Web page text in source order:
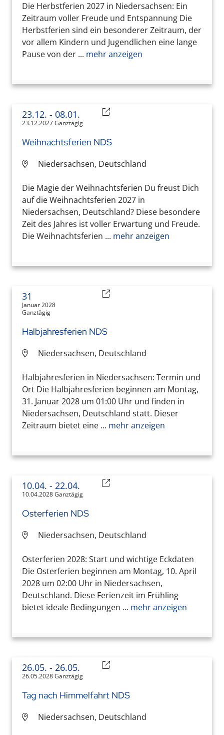
Die Herbstferien 2027 in Niedersachsen: Ein
Zeitraum voller Freude und Entspannung Die
Herbstferien sind ein besonderer Zeitraum, der
vor allem Kindern und Jugendlichen eine lange
Pause von der ... mehr anzeigen
23.12. - 08.01.
23.12.2027 Ganztägig
Weihnachtsferien NDS
Niedersachsen, Deutschland
Die Magie der Weihnachtsferien Du freust Dich
auf die Weihnachtsferien 2027 in
Niedersachsen, Deutschland? Diese besondere
Zeit des Jahres ist voller Erwartung und Freude.
Die Weihnachtsferien ... mehr anzeigen
31
Januar 2028
Ganztägig
Halbjahresferien NDS
Niedersachsen, Deutschland
Halbjahresferien in Niedersachsen: Termin und
Ort Die Halbjahresferien beginnen am Montag,
31. Januar 2028 um 01:00 Uhr und finden in
Niedersachsen, Deutschland statt. Dieser
Zeitraum bietet eine ... mehr anzeigen
10.04. - 22.04.
10.04.2028 Ganztägig
Osterferien NDS
Niedersachsen, Deutschland
Osterferien 2028: Start und wichtige Eckdaten
Die Osterferien beginnen am Montag, 10. April
2028 um 02:00 Uhr in Niedersachsen,
Deutschland. Diese Ferienzeit im Frühling
bietet ideale Bedingungen ... mehr anzeigen
26.05. - 26.05.
26.05.2028 Ganztägig
Tag nach Himmelfahrt NDS
Niedersachsen, Deutschland